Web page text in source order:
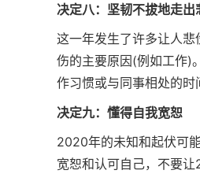
决定八：坚韧不拔地走出
这一年发生了许多让人
伤的主要原因(例如工作)
作习惯或与同事相处的时
决定九：懂得自我宽恕
2020年的未知和起伏可
宽恕和认可自己，不要